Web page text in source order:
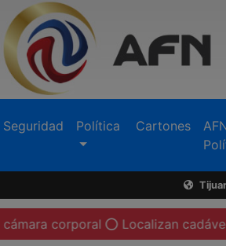
Seguridad Política Cartones
Localizan cadáver de una